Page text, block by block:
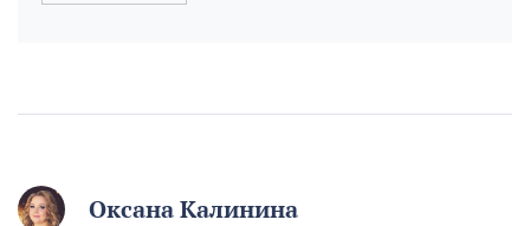
Оксана Калинина